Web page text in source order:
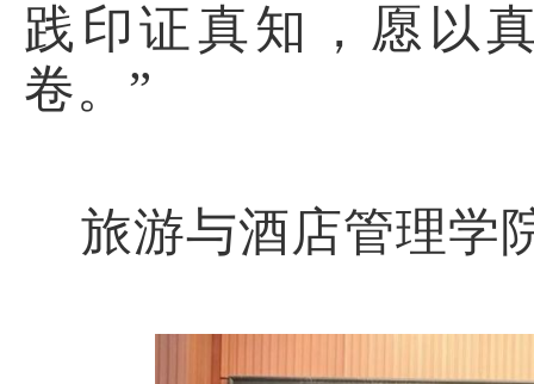
践印证真知，愿以
卷。”
旅游与酒店管理学